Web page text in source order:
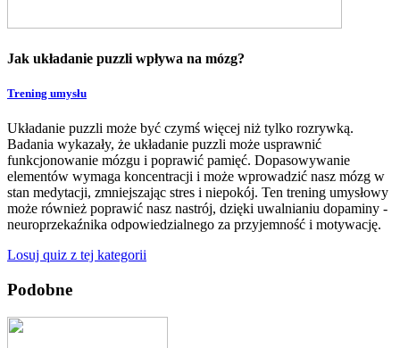
Jak układanie puzzli wpływa na mózg?
Trening umysłu
Układanie puzzli może być czymś więcej niż tylko rozrywką.
Badania wykazały, że układanie puzzli może usprawnić
funkcjonowanie mózgu i poprawić pamięć. Dopasowywanie
elementów wymaga koncentracji i może wprowadzić nasz mózg w
stan medytacji, zmniejszając stres i niepokój. Ten trening umysłowy
może również poprawić nasz nastrój, dzięki uwalnianiu dopaminy -
neuroprzekaźnika odpowiedzialnego za przyjemność i motywację.
Losuj quiz z tej kategorii
Podobne